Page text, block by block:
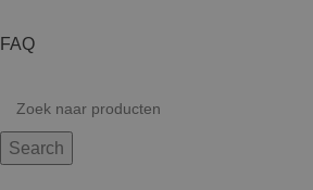
FAQ
Search